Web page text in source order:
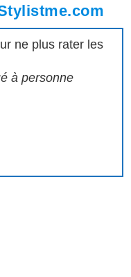
ne plus rater les
à personne